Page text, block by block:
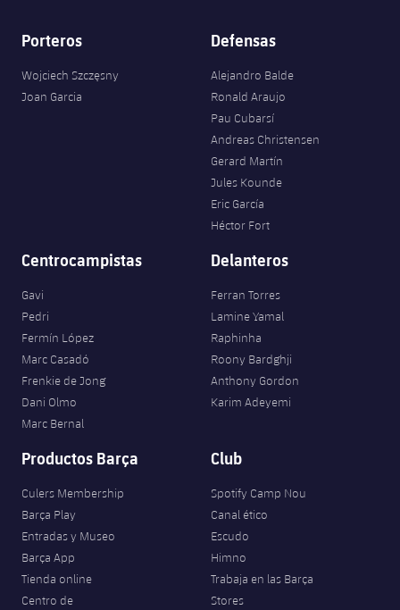
Porteros
Wojciech Szczęsny
Joan Garcia
Defensas
Alejandro Balde
Ronald Araujo
Pau Cubarsí
Andreas Christensen
Gerard Martín
Jules Kounde
Eric García
Héctor Fort
Centrocampistas
Gavi
Pedri
Fermín López
Marc Casadó
Frenkie de Jong
Dani Olmo
Marc Bernal
Delanteros
Ferran Torres
Lamine Yamal
Raphinha
Roony Bardghji
Anthony Gordon
Karim Adeyemi
Productos Barça
Culers Membership
Barça Play
Entradas y Museo
Barça App
Tienda online
Centro de
Club
Spotify Camp Nou
Canal ético
Escudo
Himno
Trabaja en las Barça
Stores